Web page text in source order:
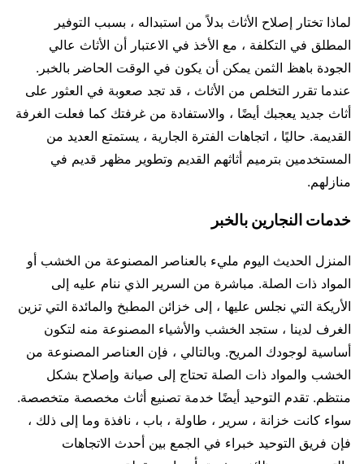
لماذا تختار إصلاح الأثاث بدلاً من استبداله ، بسبب التوفير
المطلق في التكلفة ، مع الأخذ في الاعتبار أن الأثاث عالي
الجودة باهظ الثمن يمكن أن يكون في الوقت الحاضر بالخبر.
عندما تقرر التخلص من الأثاث ، قد تجد صعوبة في العثور على
أثاث جديد يعجبك أيضًا ، والاستفادة من غرفتك كما فعلت الغرفة
القديمة. حاليًا ، اتجاهات الفترة الجارية ، يستمتع العديد من
المستخدمين بترميم أثاثهم القديم وتطوير مظهر قديم في
منازلهم.
خدمات النجارين بالخبر
المنزل الحديث اليوم مليء بالعناصر المصنوعة من الخشب أو
المواد ذات الصلة. مباشرة من السرير الذي ننام عليه إلى
الأريكة التي نجلس عليها ، إلى خزائن المطبخ والمائدة التي تزين
الغرف لدينا ، ستجد الخشب والأشياء المصنوعة منه لتكون
أساسية لوجودك المريح. وبالتالي ، فإن العناصر المصنوعة من
الخشب والمواد ذات الصلة تحتاج إلى صيانة وإصلاح بشكل
منتظم. تقدم التوحيد أيضًا خدمة تصنيع أثاث مخصصة متخصصة.
سواء كانت خزانة ، سرير ، طاولة ، باب ، نافذة وما إلى ذلك ،
فإن فريق التوحيد خبراء في الجمع بين أحدث الاتجاهات